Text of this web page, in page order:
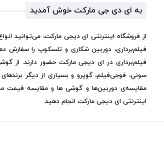
به ای دی جی مارکت خوش آمدید
از فروشگاه اینترنتی ای دیجی مارکت، می‌توانید
فیلم‌برداری، دوربین شکاری و تلسکوپ را
فیلم‌برداری در ای دیجی مارکت حضور دارند. از
سونی، فوجی‌فیلم، گوپرو و بسیاری از دیگر
مقایسه‌ی دوربین‌ها و گوشی ها و مقایسه قیمت
اینترنتی ای دیجی مارکت انجام دهید.